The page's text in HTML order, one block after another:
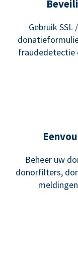
Gebruik
fraudedetectie
Beheer uw
donorfilters,